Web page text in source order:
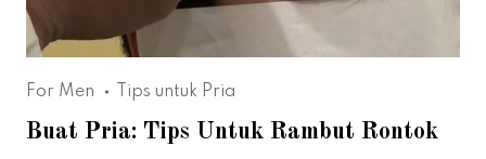
For Men Tips untuk Pria
Buat Pria: Tips Untuk Rambut Rontok